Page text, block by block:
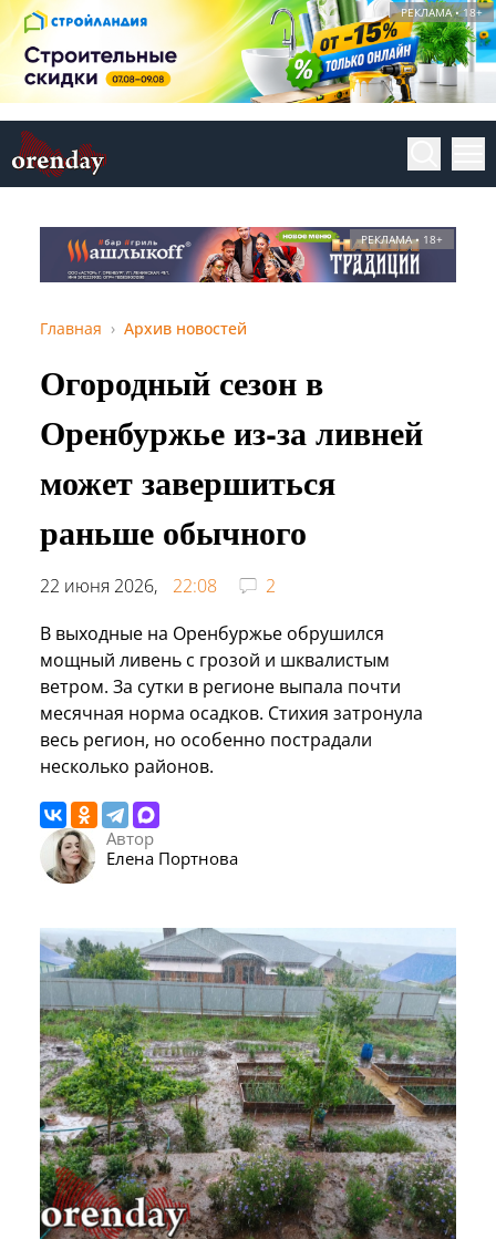
РЕКЛАМА • 18+
РЕКЛАМА • 18+
Главная Архив новостей
Огородный сезон в
Оренбуржье из-за ливней
может завершиться
раньше обычного
22 июня 2026, 22:08
2
В выходные на Оренбуржье обрушился
мощный ливень с грозой и шквалистым
ветром. За сутки в регионе выпала почти
месячная норма осадков. Стихия затронула
весь регион, но особенно пострадали
несколько районов.
Автор
Елена Портнова